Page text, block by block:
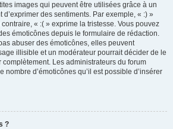
images qui peuvent être utilisées grâce à un
des sentiments. Par exemple, « :) »
« :( » exprime la tristesse. Vous pouvez
émoticônes depuis le formulaire de rédaction.
abuser des émoticônes, elles peuvent
illisible et un modérateur pourrait décider de le
Les administrateurs du forum
nombre d’émoticônes qu’il est possible d’insérer
?